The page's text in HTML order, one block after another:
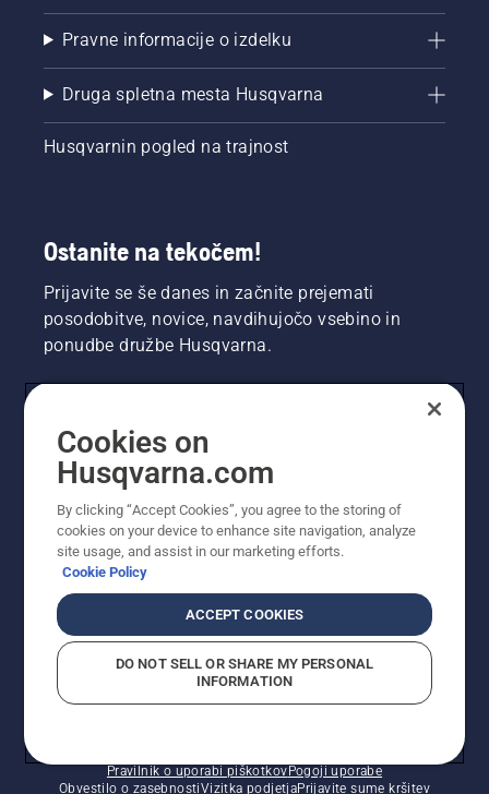
Pravne informacije o izdelku
Druga spletna mesta Husqvarna
Husqvarnin pogled na trajnost
Ostanite na tekočem!
Prijavite se še danes in začnite prejemati
posodobitve, novice, navdihujočo vsebino in
ponudbe družbe Husqvarna.
Pravilnik o uporabi piškotkovPogoji uporabe
Obvestilo o zasebnostiVizitka podjetjaPrijavite sume kršitev
Cookies on
Husqvarna.com
By clicking “Accept Cookies”, you agree to the storing of
cookies on your device to enhance site navigation, analyze
site usage, and assist in our marketing efforts.
Cookie Policy
ACCEPT COOKIES
DO NOT SELL OR SHARE MY PERSONAL
INFORMATION